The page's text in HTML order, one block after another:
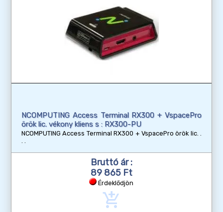
NCOMPUTING Access Terminal RX300 + VspacePro
örök lic. vékony kliens s : RX300-PU
NCOMPUTING Access Terminal RX300 + VspacePro örök lic.
Bruttó ár :
89 865 Ft
Érdeklődjön
add_shopping_cart